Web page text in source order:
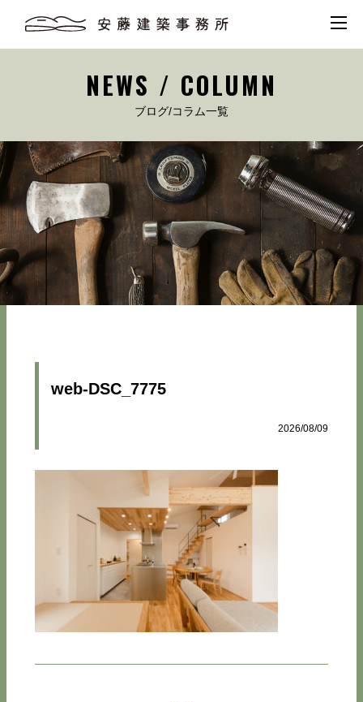
NEWS / COLUMN
ブログ/コラム一覧
web-DSC_7775
2026/08/09